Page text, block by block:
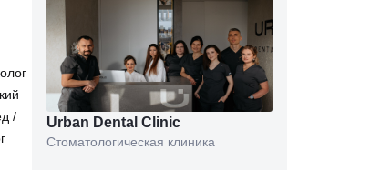
/
Urban Dental Clinic
Стоматологическая клиника